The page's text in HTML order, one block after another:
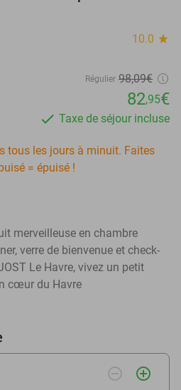
10.0 star
Régulier 98,09€
82,95€
Taxe de séjour incluse
tous les jours à minuit. Faites
= épuisé !
merveilleuse en chambre
verre de bienvenue et check-
Le Havre, vivez un petit
cœur du Havre
remove_circle_outline add_circle_outline